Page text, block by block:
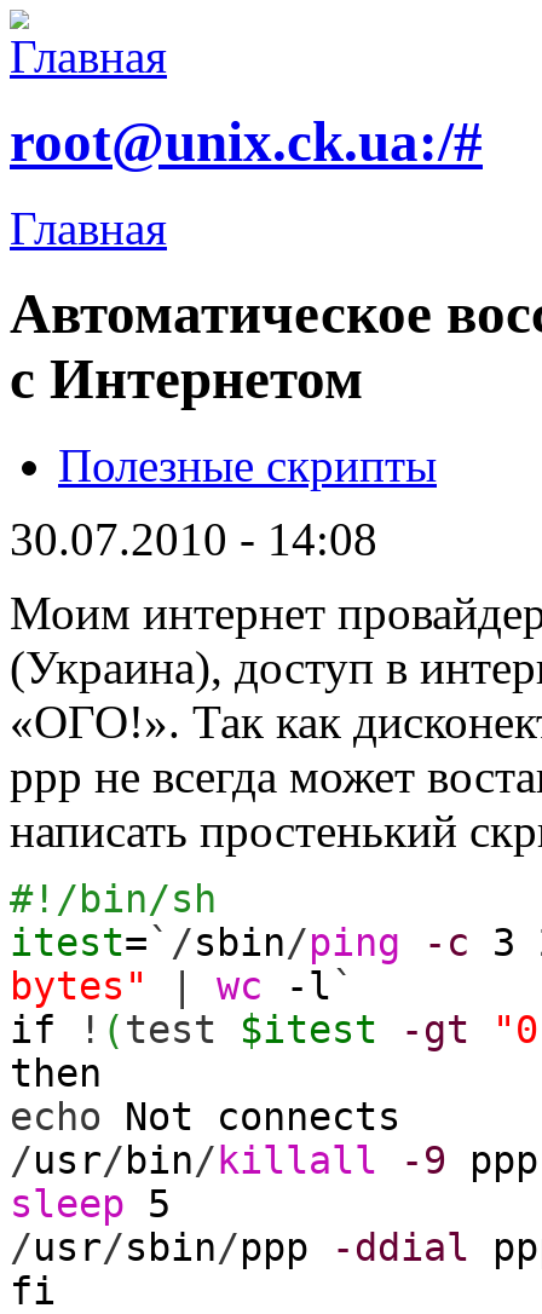
root@unix.ck.ua:/#
Главная
Автоматическое
с Интернетом
Полезные скрипты
30.07.2010 - 14:08
Моим интернет
(Украина), доступ в
«ОГО!». Так как
ppp не всегда может
написать простенький
#!/bin/sh
itest=`/sbin/ping -c 3
bytes"
wc -l `
if
! (test $itest -gt
then
echo Not connects
/usr/bin/ killall -9 ppp
sleep
5
/usr/sbin/ppp -ddial
fi